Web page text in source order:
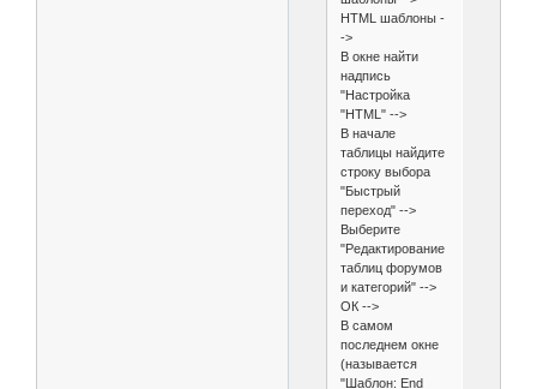
HTML шаблоны -
->
В окне найти
надпись
"Настройка
"HTML" -->
В начале
таблицы найдите
строку выбора
"Быстрый
переход" -->
Выберите
"Редактирование
таблиц форумов
и категорий" -->
ОК -->
В самом
последнем окне
(называется
"Шаблон: End